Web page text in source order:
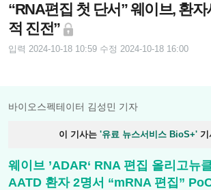
“RNA편집 첫 단서” 웨이브, 환자
적 진전”
입력 2024-10-18 10:59 수정 2024-10-18 16:00
바이오스펙테이터 김성민 기자
이 기사는 '유료 뉴스서비스 BioS+'
웨이브 ’ADAR‘ RNA 편집 올리고뉴
AATD 환자 2명서 “mRNA 편집”